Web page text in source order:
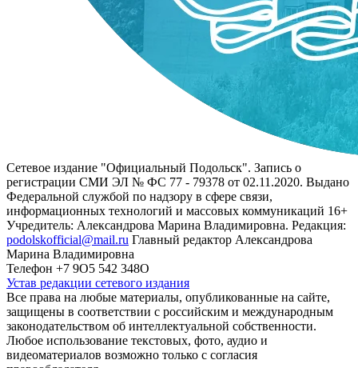
Сетевое издание "Официальный Подольск". Запись о
регистрации СМИ ЭЛ № ФС 77 - 79378 от 02.11.2020. Выдано
Федеральной службой по надзору в сфере связи,
информационных технологий и массовых коммуникаций 16+
Учредитель: Александрова Марина Владимировна. Редакция:
podolskofficial@mail.ru Главный редактор Александрова
Марина Владимировна
Телефон +7 9О5 542 348О
Устав редакции сетевого издания
Все права на любые материалы, опубликованные на сайте,
защищены в соответствии с российским и международным
законодательством об интеллектуальной собственности.
Любое использование текстовых, фото, аудио и
видеоматериалов возможно только с согласия